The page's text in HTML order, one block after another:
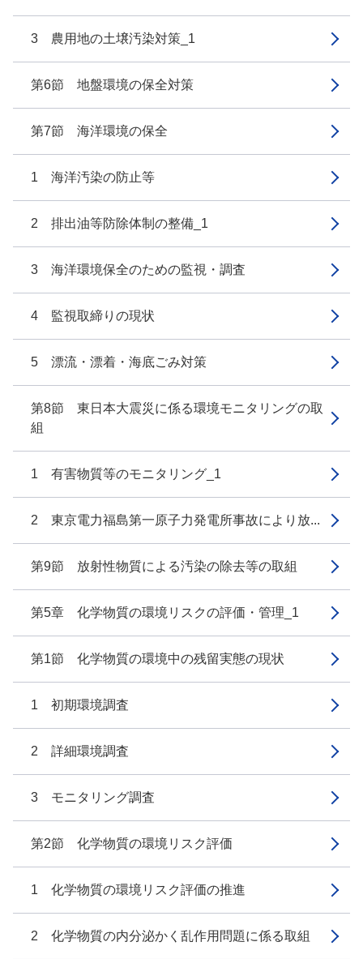
3 農用地の土壌汚染対策_1
第6節 地盤環境の保全対策
第7節 海洋環境の保全
1 海洋汚染の防止等
2 排出油等防除体制の整備_1
3 海洋環境保全のための監視・調査
4 監視取締りの現状
5 漂流・漂着・海底ごみ対策
第8節 東日本大震災に係る環境モニタリングの取
組
1 有害物質等のモニタリング_1
2 東京電力福島第一原子力発電所事故により放...
第9節 放射性物質による汚染の除去等の取組
第5章 化学物質の環境リスクの評価・管理_1
第1節 化学物質の環境中の残留実態の現状
1 初期環境調査
2 詳細環境調査
3 モニタリング調査
第2節 化学物質の環境リスク評価
1 化学物質の環境リスク評価の推進
2 化学物質の内分泌かく乱作用問題に係る取組